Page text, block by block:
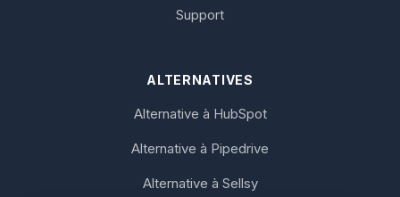
Support
ALTERNATIVES
Alternative à HubSpot
Alternative à Pipedrive
Alternative à Sellsy